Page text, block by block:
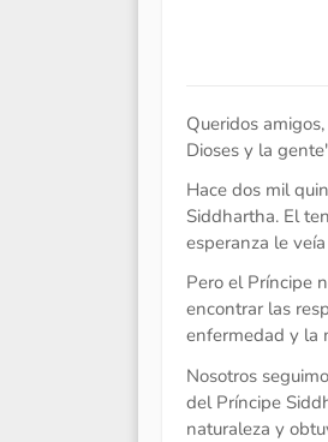
Queridos
Dioses y la
Hace dos mil
Siddhartha. El
esperanza le
Pero el Príncipe
encontrar las
enfermedad y la
Nosotros
del Príncipe
naturaleza y